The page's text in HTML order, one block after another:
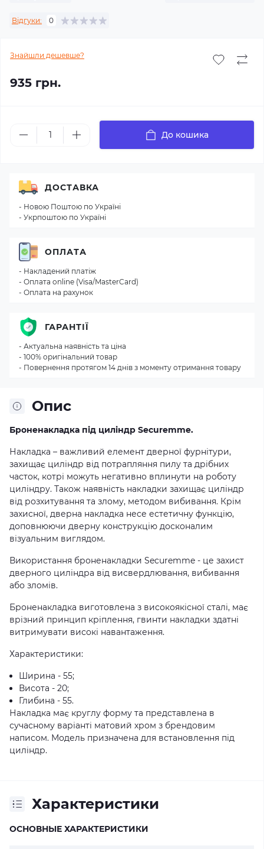
Відгуки: 0
Знайшли дешевше?
935 грн.
До кошика
Опис
Броненакладка під циліндр Securemme.
Накладка – важливий елемент дверної фурнітури,
захищає циліндр від потрапляння пилу та дрібних
часток, котрі можуть негативно вплинути на роботу
циліндру. Також наявність накладки захищає циліндр
від розхитування та злому, методом вибивання. Крім
захисної, дверна накладка несе естетичну функцію,
доповнюючи дверну конструкцію досконалим
візуальним виглядом.
Використання броненакладки Securemme - це захист
дверного циліндра від висвердлювання, вибивання
або зломів.
Броненакладка виготовлена з високоякісної сталі, має
врізний принцип кріплення, гвинти накладки здатні
витримувати високі навантаження.
Характеристики:
Ширина - 55;
Висота - 20;
Глибина - 55.
Накладка має круглу форму та представлена в
сучасному варіанті матовий хром з брендовим
написом. Модель призначена для встановлення під
циліндр.
Характеристики
ОСНОВНЫЕ ХАРАКТЕРИСТИКИ
ДОСТАВКА
- Новою Поштою по Україні
- Укрпоштою по Україні
ОПЛАТА
- Накладений платіж
- Оплата online (Visa/MasterCard)
- Оплата на рахунок
ГАРАНТІЇ
- Актуальна наявність та ціна
- 100% оригінальний товар
- Повернення протягом 14 днів з моменту отримання товару